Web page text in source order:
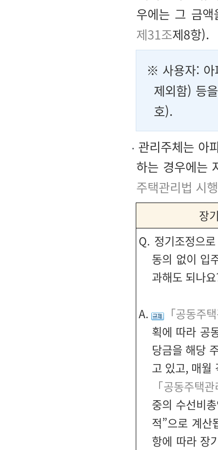
우에는 그 금
제31조제8항).
※ 사용자:
제외함) 등
호).
관리주체는 아
하는 경우에는
주택관리법 시
장
Q. 정기조정으
동의 없이 입
과해도 되나
A.
「공동주
획에 따라 공
당금을 해당
고 있고, 매월
「공동주택
중의 수선비
적”으로 계
항에 따라 장